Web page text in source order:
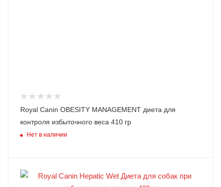
Royal Canin OBESITY MANAGEMENT диета для
контроля избыточного веса 410 гр
Нет в наличии